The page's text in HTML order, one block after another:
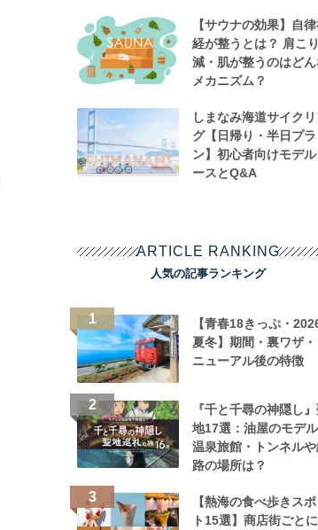
【サウナの効果】自
経が整うとは？ 肩こ
減・肌が整うのはど
メカニズム？
しまなみ海道サイク
グ【日帰り・半日プラ
ン】初心者向けモデル
ースとQ&A
ARTICLE RANKING
人気の記事ランキング
【青春18きっぷ・
夏冬】期間・裏ワザ・
ニューアル後の特徴
『千と千尋の神隠し
地17選：油屋のモデ
温泉旅館・トンネルや
路の場所は？
【熱海の食べ歩きス
ト15選】商店街ごと